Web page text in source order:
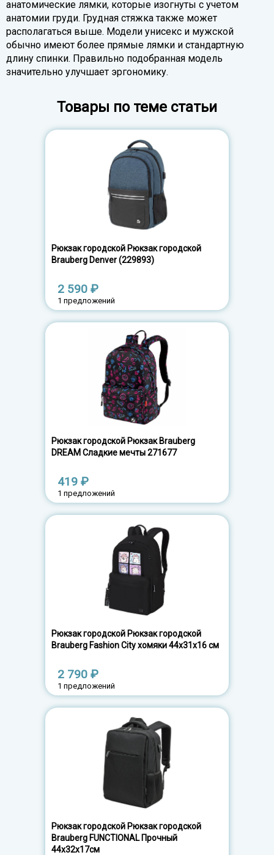
анатомические лямки, которые изогнуты с учетом
анатомии груди. Грудная стяжка также может
располагаться выше. Модели унисекс и мужской
обычно имеют более прямые лямки и стандартную
длину спинки. Правильно подобранная модель
значительно улучшает эргономику.
Товары по теме статьи
Рюкзак городской Рюкзак городской
Brauberg Denver (229893)
2 590 ₽
1 предложений
Рюкзак городской Рюкзак Brauberg
DREAM Сладкие мечты 271677
419 ₽
1 предложений
Рюкзак городской Рюкзак городской
Brauberg Fashion City хомяки 44х31х16 см
2 790 ₽
1 предложений
Рюкзак городской Рюкзак городской
Brauberg FUNCTIONAL Прочный
44х32х17см